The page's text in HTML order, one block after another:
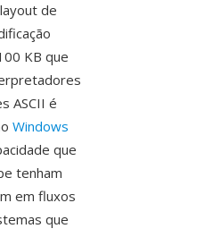
de
KB que
ASCII é
Windows
que
tenham
em fluxos
que